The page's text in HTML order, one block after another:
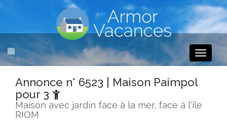
Toggle
Annonce n° 6523 | Maison Paimpol
pour 3
Maison avec jardin face à la mer, face à l'île
RIOM